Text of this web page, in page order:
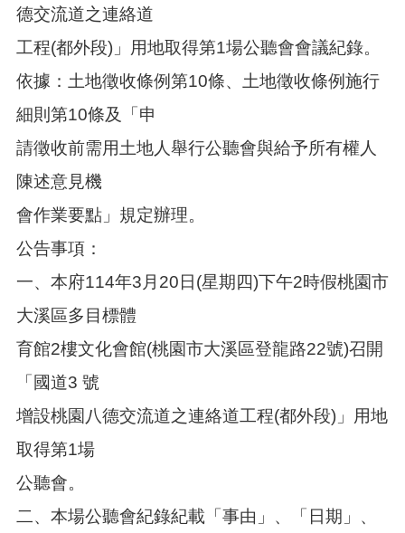
德交流道之連絡道
工程(都外段)」用地取得第1場公聽會會議紀錄。
依據：土地徵收條例第10條、土地徵收條例施行
細則第10條及「申
請徵收前需用土地人舉行公聽會與給予所有權人
陳述意見機
會作業要點」規定辦理。
公告事項：
一、本府114年3月20日(星期四)下午2時假桃園市
大溪區多目標體
育館2樓文化會館(桃園市大溪區登龍路22號)召開
「國道3 號
增設桃園八德交流道之連絡道工程(都外段)」用地
取得第1場
公聽會。
二、本場公聽會紀錄紀載「事由」、「日期」、